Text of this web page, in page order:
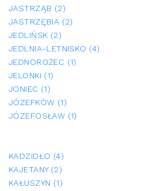
JASTRZĄB (2)
JASTRZĘBIA (2)
JEDLIŃSK (2)
JEDLNIA-LETNISKO (4)
JEDNOROŻEC (1)
JELONKI (1)
JONIEC (1)
JÓZEFKÓW (1)
JÓZEFOSŁAW (1)
KADZIDŁO (4)
KAJETANY (2)
KAŁUSZYN (1)